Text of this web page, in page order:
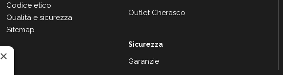
Codice etico
Qualità e sicurezza
Sitemap
Outlet Cherasco
Sicurezza
Garanzie
×